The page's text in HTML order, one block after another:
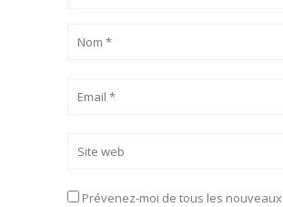
Prévenez-moi de tous les nouveaux